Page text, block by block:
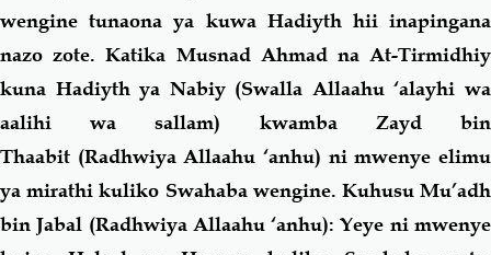
wengine tunaona ya kuwa Hadiyth hii inapingana
nazo zote. Katika Musnad Ahmad na At-Tirmidhiy
kuna Hadiyth ya Nabiy (Swalla Allaahu ‘alayhi wa
aalihi wa sallam) kwamba Zayd bin
Thaabit (Radhwiya Allaahu ‘anhu) ni mwenye elimu
ya mirathi kuliko Swahaba wengine. Kuhusu Mu’adh
bin Jabal (Radhwiya Allaahu ‘anhu): Yeye ni mwenye